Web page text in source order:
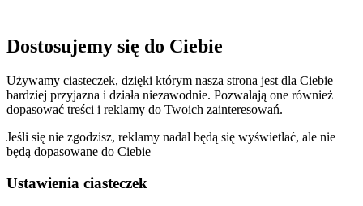
Dostosujemy się do Ciebie
Używamy ciasteczek, dzięki którym nasza strona jest dla Ciebie
bardziej przyjazna i działa niezawodnie. Pozwalają one również
dopasować treści i reklamy do Twoich zainteresowań.
Jeśli się nie zgodzisz, reklamy nadal będą się wyświetlać, ale nie
będą dopasowane do Ciebie
Ustawienia ciasteczek